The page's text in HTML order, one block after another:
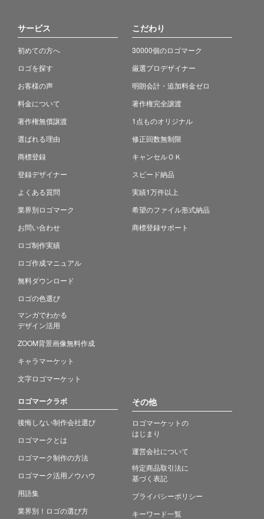
サービス
初めての方へ
ロゴを探す
お客様の声
料金について
著作権無償譲渡
選ばれる理由
商標登録
登録デザイナー
よくある質問
業界別ロゴマーク
お問い合わせ
ロゴ制作実績
ロゴ作成マニュアル
無料ダウンロード
ロゴの色選び
マンガでわかる
デザイン活用
ZOOM背景画像無料作成
キャラマーケット
文字ロゴマーケット
こだわり
30000個のロゴマーク
厳選プロデザイナー
明朗会計・追加料金ゼロ
著作権完全譲渡
1点ものオリジナル
修正回数無制限
キャンセルＯＫ
スピード納品
実績1万件以上
希望のファイル形式納品
商標登録サポート
ロゴマークラボ
後悔しない制作会社選び
ロゴマークとは
ロゴマーク制作の方法
ロゴマーク活用ノウハウ
用語集
業界別！ロゴの選び方
その他
ロゴマーケットの
はじまり
運営会社について
特定商品取引法に
基づく表記
プライバシーポリシー
キーワード一覧